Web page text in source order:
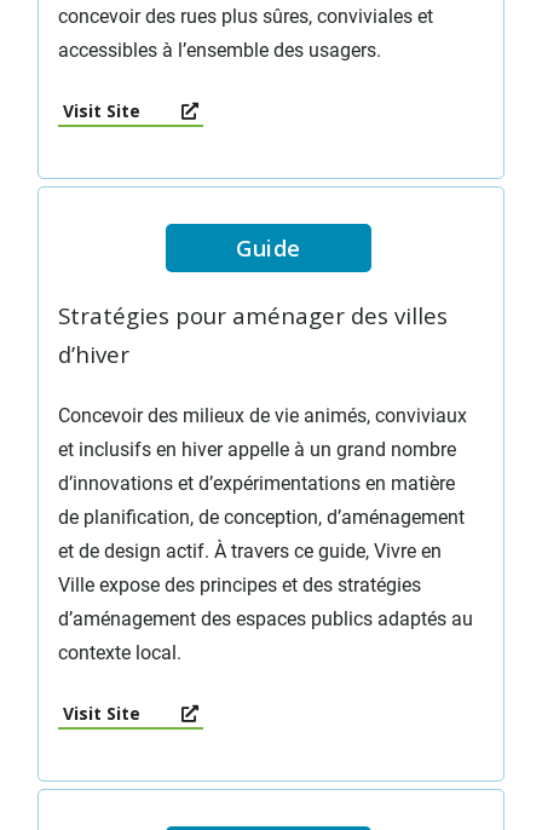
concevoir des rues plus sûres, conviviales et
accessibles à l’ensemble des usagers.
Visit Site
Guide
Stratégies pour aménager des villes
d’hiver
Concevoir des milieux de vie animés, conviviaux
et inclusifs en hiver appelle à un grand nombre
d’innovations et d’expérimentations en matière
de planification, de conception, d’aménagement
et de design actif. À travers ce guide, Vivre en
Ville expose des principes et des stratégies
d’aménagement des espaces publics adaptés au
contexte local.
Visit Site